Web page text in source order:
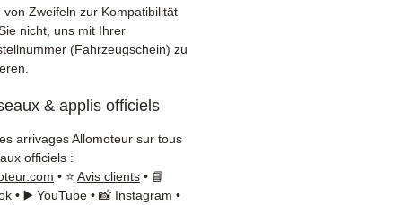
Lieferung mit
(Fedex /
/ DB Schenker)
Kundenservice via
Sie einen Rat?
Sie uns unter
54(WhatsApp verfügbar)
bis Freitag, 9-18 Uhr.
von Zweifeln zur Kompatibilität
nicht, uns mit Ihrer
(Fahrzeugschein) zu
& applis officiels
arrivages Allomoteur sur tous
officiels :
• ⭐ Avis clients • 📘
• ▶️ YouTube • 📸 Instagram •